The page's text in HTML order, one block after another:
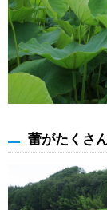
蕾がたくさ